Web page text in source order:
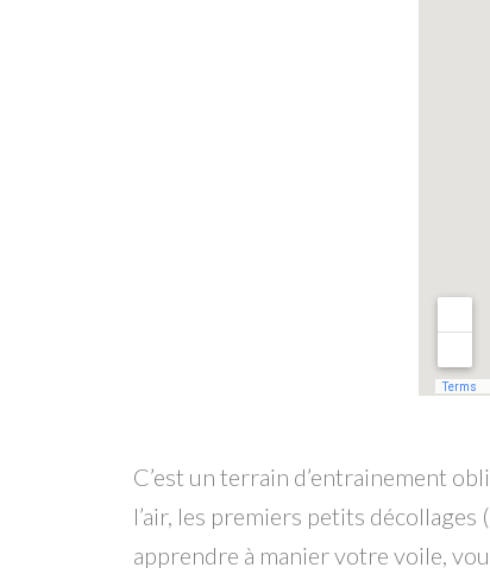
C’est un terrain d’entrainement
l’air, les premiers petits
apprendre à manier votre voile,